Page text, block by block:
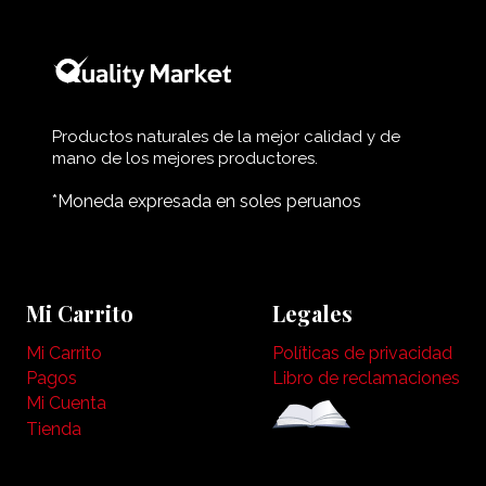
Productos naturales de la mejor calidad y de
mano de los mejores productores.
*Moneda expresada en soles peruanos
Mi Carrito
Mi Carrito
Pagos
Mi Cuenta
Tienda
Legales
Políticas de privacidad
Libro de reclamaciones